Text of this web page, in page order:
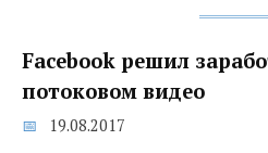
Facebook решил
потоковом видео
19.08.2017